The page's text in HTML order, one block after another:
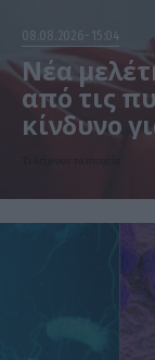
08.08.2026 15:04
Νέα
από τις
κίνδυνο